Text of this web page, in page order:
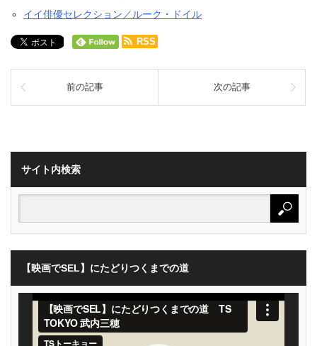
イイ俳優セレクション／ルーク・ドイル
RSS
前の記事 次の記事
サイト内検索
【映画でSEL】にたどりつくまでの道